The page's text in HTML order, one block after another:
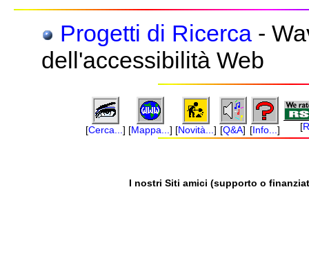
Progetti di Ricerca -
dell'accessibilità Web
[Cerca... ] [Mappa... ] [Novità... ] [Q&A] [Info... ] [
I nostri Siti amici (supporto o